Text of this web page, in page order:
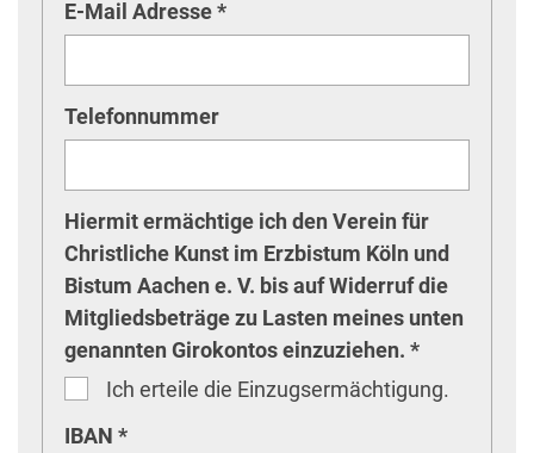
E-Mail Adresse *
Telefonnummer
Hiermit ermächtige ich den Verein für
Christliche Kunst im Erzbistum Köln und
Bistum Aachen e. V. bis auf Widerruf die
Mitgliedsbeträge zu Lasten meines unten
genannten Girokontos einzuziehen. *
Ich erteile die Einzugsermächtigung.
IBAN *